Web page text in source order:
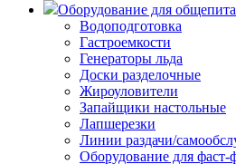
Оборудование для общепита
Водоподготовка
Гастроемкости
Генераторы льда
Доски разделочные
Жироуловители
Запайщики настольные
Лапшерезки
Линии раздачи/
Оборудование для фаст-